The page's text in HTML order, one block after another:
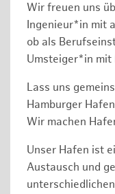
Wir freuen uns
Ingenieur*in mit
ob als
Umsteiger*in mit
Lass uns
Hamburger
Wir machen
Unser Hafen ist
Austausch und